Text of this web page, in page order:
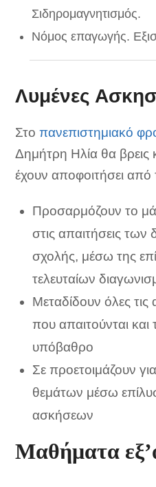
Σιδηρομαγνητισμός.
Νόμος επαγωγής.
Λυμένες
Στοπανεπιστημιακό
Δημήτρη Ηλία θα βρεις
έχουν αποφοιτήσει
Προσαρμόζουν το
στις απαιτήσεις των
σχολής, μέσω της
τελευταίων
Μεταδίδουν όλες τις
που απαιτούνται
υπόβαθρο
Σε προετοιμάζουν
θεμάτων μέσω
ασκήσεων
Μαθήματα